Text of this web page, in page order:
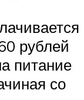
рублей
питание
со